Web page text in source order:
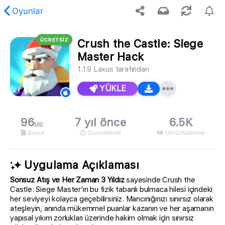
Oyunlar
içerik bulunamadı.
ÜCRETSİZ
Crush the Castle: Siege
Master Hack
1.1.9 Laxus tarafından
YÜKLE
96MB
Boyut
7 yıl önce
Güncellendi
6.5K
Görüntülenme
Uygulama Açıklaması
Sonsuz Atış ve Her Zaman 3 Yıldızsayesinde Crush the
Castle: Siege Master'ın bu fizik tabanlı bulmaca hilesi içindeki
her seviyeyi kolayca geçebilirsiniz. Mancınığınızı sınırsız olarak
ateşleyin, anında mükemmel puanlar kazanın ve her aşamanın
yapısal yıkım zorlukları üzerinde hakim olmak için sınırsız